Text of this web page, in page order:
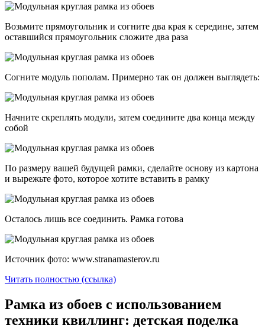
Возьмите прямоугольник и согните два края к середине, затем
оставшийся прямоугольник сложите два раза
Согните модуль пополам. Примерно так он должен выглядеть:
Начните скреплять модули, затем соедините два конца между
собой
По размеру вашей будущей рамки, сделайте основу из картона
и вырежьте фото, которое хотите вставить в рамку
Осталось лишь все соединить. Рамка готова
Источник фото: www.stranamasterov.ru
Читать полностью (ссылка)
Рамка из обоев с использованием
техники квиллинг: детская поделка